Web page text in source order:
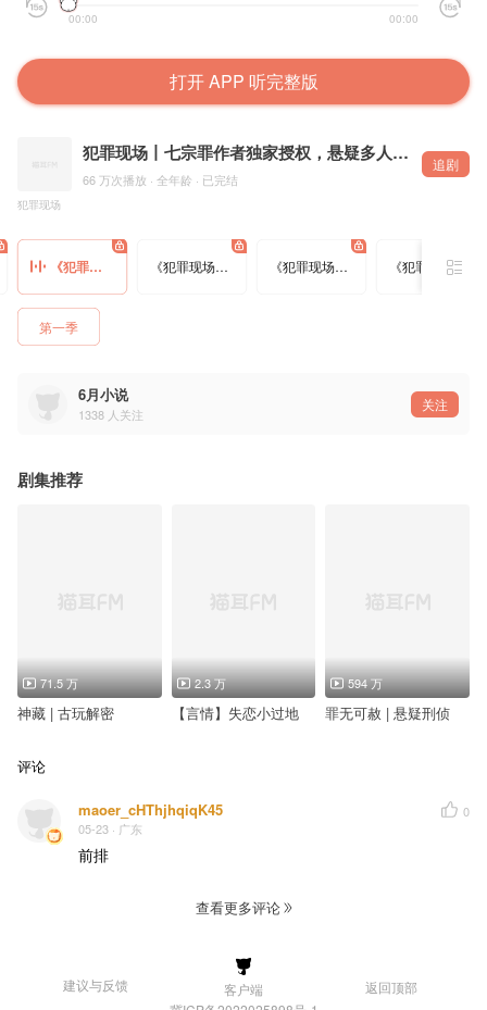
00:00 00:00
打开 APP 听完整版
犯罪现场丨七宗罪作者独家授权，悬疑多人有声剧
66 万次播放 · 全年龄 · 已完结
追剧
犯罪现场
《犯罪现场》第091集-千夫所指 《犯罪现场》第092集-别样的灯光雷达 《犯罪现场》第093集-凶手的电话 《犯罪现场》第094集-永不离身的软笔
第一季
6月小说
1338 人关注
关注
剧集推荐
71.5 万
神藏 | 古玩解密
2.3 万
【言情】失恋小过地
594 万
罪无可赦 | 悬疑刑侦
评论
maoer_cHThjhqiqK45
05-23 · 广东
0
前排
查看更多评论
建议与反馈 客户端
返回顶部